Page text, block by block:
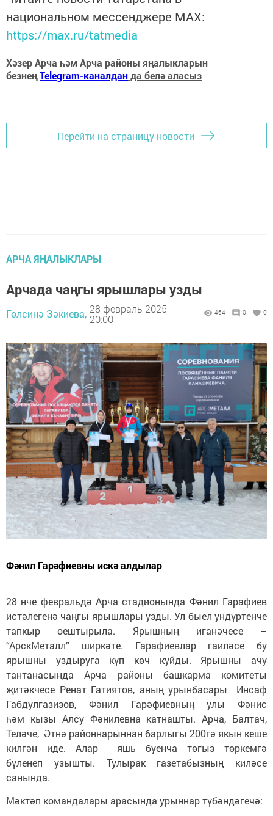
национальном мессенджере MАХ:
https://max.ru/tatmedia
Хәзер Арча һәм Арча районы яңалыкларын
безнеңTelegram-каналданда белә аласыз
Перейти на страницу новости
АРЧА ЯҢАЛЫКЛАРЫ
Арчада чаңгы ярышлары узды
Гөлсинә Зәкиева, 28 февраль 2025 -
20:00
464 0 0
Фәнил Гарәфиевны искә алдылар
28 нче февральдә Арча стадионында Фәнил Гарафиев
истәлегенә чаңгы ярышлары узды. Ул быел ундүртенче
тапкыр оештырыла. Ярышның иганәчесе –
“АрскМеталл” ширкәте. Гарафиевлар гаиләсе бу
ярышны уздыруга күп көч куйды. Ярышны ачу
тантанасында Арча районы башкарма комитеты
җитәкчесе Ренат Гатиятов, аның урынбасары Инсаф
Габдулгазизов, Фәнил Гарәфиевның улы Фәнис
һәм кызы Алсу Фәнилевна катнашты. Арча, Балтач,
Теләче, Әтнә районнарыннан барлыгы 200гә якын кеше
килгән иде. Алар яшь буенча төгыз төркемгә
бүленеп узышты. Тулырак газетабызның киләсе
санында.
Мәктәп командалары арасында урыннар түбәндәгечә: